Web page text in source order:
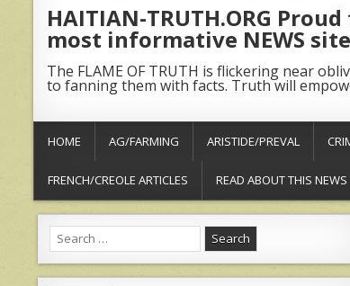
HAITIAN-TRUTH.ORG
most informative NEWS site
The FLAME OF TRUTH is flickering near
to fanning them with facts. Truth will
HOME AG/FARMING ARISTIDE/PREVAL
FRENCH/CREOLE ARTICLES READ ABOUT THIS
Search
for: